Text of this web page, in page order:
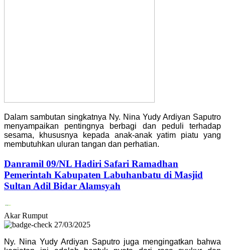
Dalam sambutan singkatnya Ny. Nina Yudy Ardiyan Saputro
menyampaikan pentingnya berbagi dan peduli terhadap
sesama, khususnya kepada anak-anak yatim piatu yang
membutuhkan uluran tangan dan perhatian.
Danramil 09/NL Hadiri Safari Ramadhan
Pemerintah Kabupaten Labuhanbatu di Masjid
Sultan Adil Bidar Alamsyah
Akar Rumput
27/03/2025
Ny. Nina Yudy Ardiyan Saputro juga mengingatkan bahwa